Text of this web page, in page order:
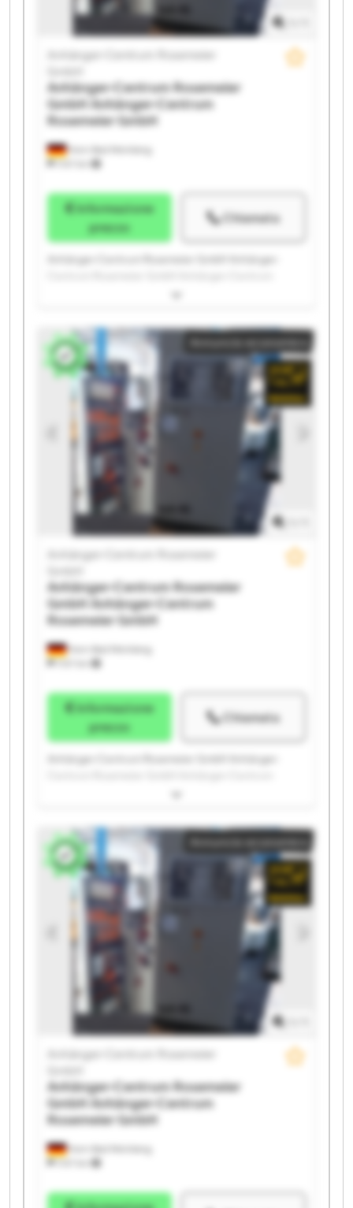
GmbH Anhänger-Centrum Rosemeier GmbH
Horn-Bad Meinberg
1.147 km
Anhänger-Centrum Rosemeier
Anhänger-Centrum Rosemeier
GmbH Anhänger-Centrum
Rosemeier GmbH
prezzo
Chiamata
Anhänger-Centrum Rosemeier GmbH Anhänger-
Rosemeier GmbH Anhänger-Centrum Rosemeier
Anhänger-Centrum Rosemeier GmbH Anhänger-
Centrum Rosemeier GmbH Anhänger-Centrum
Rosemeier GmbH Anhänger-Centrum Rosemeier
GmbH Anhänger-Centrum Rosemeier GmbH
Anhänger-Centrum Rosemeier GmbH Anhänger-
Centrum Rosemeier GmbH Anhänger-Centrum
Rosemeier GmbH Anhänger-Centrum Rosemeier
GmbH Anhänger-Centrum Rosemeier GmbH
Anhänger-Centrum Rosemeier GmbH Anhänger-
Centrum Rosemeier GmbH Anhänger-Centrum
Rosemeier GmbH Anhänger-Centrum Rosemeier
GmbH Anhänger-Centrum Rosemeier GmbH
Annuncio economico
Horn-Bad Meinberg
1.147 km
Anhänger-Centrum Rosemeier
Anhänger-Centrum Rosemeier
GmbH Anhänger-Centrum
Rosemeier GmbH
prezzo
Chiamata
Anhänger-Centrum Rosemeier GmbH Anhänger-
Rosemeier GmbH Anhänger-Centrum Rosemeier
Anhänger-Centrum Rosemeier GmbH Anhänger-
Centrum Rosemeier GmbH Anhänger-Centrum
Rosemeier GmbH Anhänger-Centrum Rosemeier
GmbH Anhänger-Centrum Rosemeier GmbH
Anhänger-Centrum Rosemeier GmbH Anhänger-
Centrum Rosemeier GmbH Anhänger-Centrum
Rosemeier GmbH Anhänger-Centrum Rosemeier
GmbH Anhänger-Centrum Rosemeier GmbH
Anhänger-Centrum Rosemeier GmbH Anhänger-
Centrum Rosemeier GmbH Anhänger-Centrum
Rosemeier GmbH Anhänger-Centrum Rosemeier
GmbH Anhänger-Centrum Rosemeier GmbH
Annuncio economico
Horn-Bad Meinberg
1.147 km
Anhänger-Centrum Rosemeier
Anhänger-Centrum Rosemeier
GmbH Anhänger-Centrum
Rosemeier GmbH